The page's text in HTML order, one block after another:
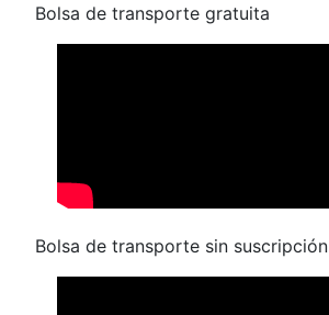
Bolsa de transporte gratuita
Bolsa de transporte sin suscripción